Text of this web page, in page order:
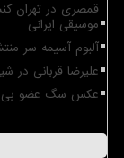
قمصری در تهران
موسیقی ایرانی
آلبوم آسیمه سر
علیرضا قربانی در
عکس سگ عضو بی